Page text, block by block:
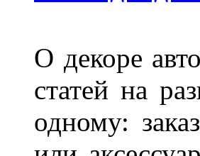
О декоре
статей на
одному: